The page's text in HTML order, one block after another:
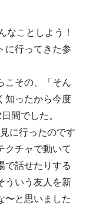
なことしよう！
に行ってきた参
こその、「そん
知ったから今度
間でした。
に行ったのです
クチャで動いて
で話せたりする
ういう友人を新
〜と思いました